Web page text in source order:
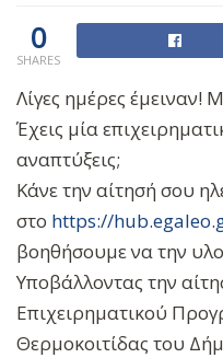
0
SHARES
Λίγες ημέρες έμειναν!
Έχεις μία
αναπτύξεις;
Κάνε την αίτησή σου
στο https://
βοηθήσουμε να την
Υποβάλλοντας την
Επιχειρηματικού
Θερμοκοιτίδας του